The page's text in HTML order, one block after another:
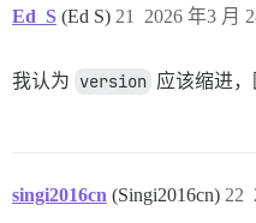
Ed_S (Ed S) 2026 年3 月
21
我认为 version 应该缩进
singi2016cn (Singi2016cn) 22